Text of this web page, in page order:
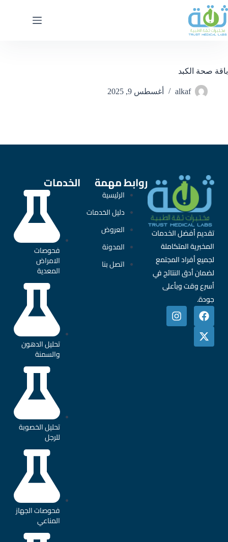
باقة صحة الكبد
alkaf أغسطس 9, 2025
تقديم أفضل الخدمات
المخبرية المتكاملة
لجميع أفراد المجتمع
لضمان أدق النتائج في
أسرع وقت وبأعلى
جودة.
روابط مهمة
الرئيسية
دليل الخدمات
العروض
المدونة
اتصل بنا
الخدمات
فحوصات
الامراض
المعدية
تحليل الدهون
والسمنة
تحليل الخصوبة
للرجل
فحوصات الجهاز
المناعي